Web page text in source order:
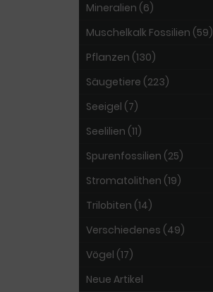
Mineralien (6)
Muschelkalk Fossilien (59)
Pflanzen (130)
Säugetiere (223)
Seeigel (7)
Seelilien (11)
Spurenfossilien (25)
Stromatolithen (19)
Trilobiten (14)
Verschiedenes (49)
Vögel (17)
Neue Artikel